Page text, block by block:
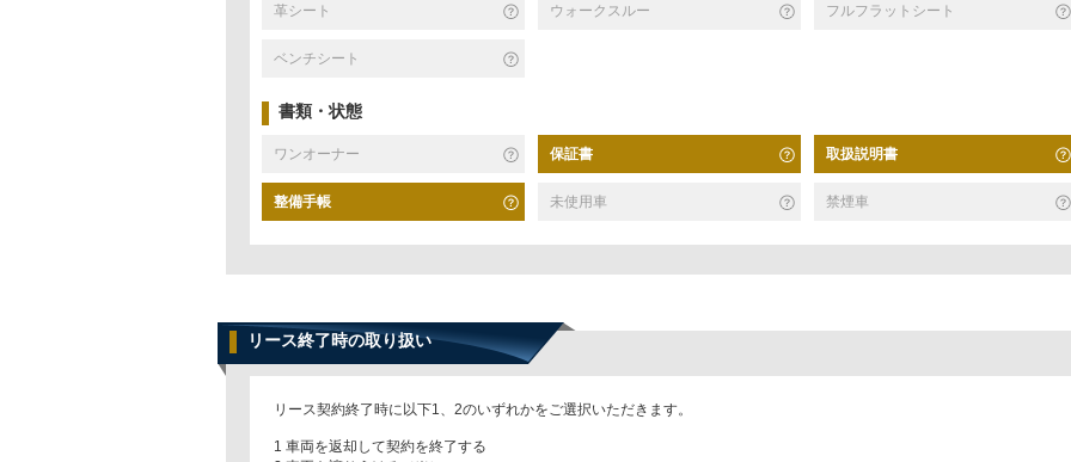
革シート ウォークスルー フルフラットシート
ベンチシート
書類・状態
ワンオーナー 保証書 取扱説明書
整備手帳 未使用車 禁煙車
リース終了時の取り扱い
リース契約終了時に以下1、2のいずれかをご選択いただきます。
1 車両を返却して契約を終了する